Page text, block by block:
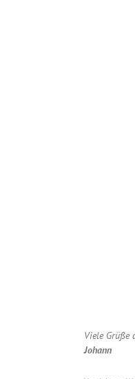
Viele Grüße
Johann